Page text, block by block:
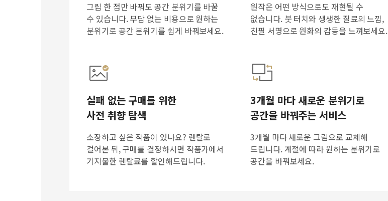
그림 한 점만 바꿔도 공간 분위기를 바꿀
수 있습니다. 부담 없는 비용으로 원하는
분위기로 공간 분위기를 쉽게 바꿔보세요.
원작은 어떤 방식으로도 재현될 수
없습니다. 붓 터치와 생생한 질료의 느낌,
친필 서명으로 원화의 감동을 느껴보세요.
실패 없는 구매를 위한
사전 취향 탐색
소장하고 싶은 작품이 있나요? 렌탈로
걸어본 뒤, 구매를 결정하시면 작품가에서
기지불한 렌탈료를 할인해드립니다.
3개월 마다 새로운 분위기로
공간을 바꿔주는 서비스
3개월 마다 새로운 그림으로 교체해
드립니다. 계절에 따라 원하는 분위기로
공간을 바꿔보세요.